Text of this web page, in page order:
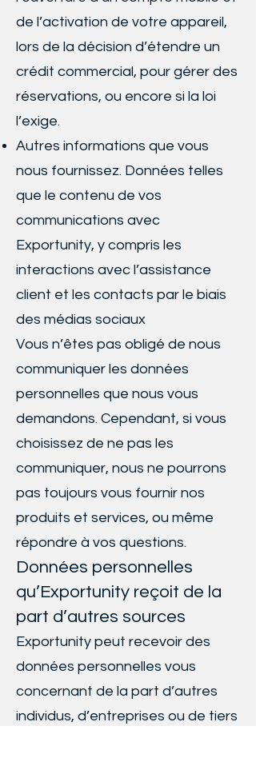
de l’activation de votre appareil,
lors de la décision d’étendre un
crédit commercial, pour gérer des
réservations, ou encore si la loi
l’exige.
Autres informations que vous
nous fournissez. Données telles
que le contenu de vos
communications avec
Exportunity, y compris les
interactions avec l’assistance
client et les contacts par le biais
des médias sociaux
Vous n’êtes pas obligé de nous
communiquer les données
personnelles que nous vous
demandons. Cependant, si vous
choisissez de ne pas les
communiquer, nous ne pourrons
pas toujours vous fournir nos
produits et services, ou même
répondre à vos questions.
Données personnelles
qu’Exportunity reçoit de la
part d’autres sources
Exportunity peut recevoir des
données personnelles vous
concernant de la part d’autres
individus, d’entreprises ou de tiers